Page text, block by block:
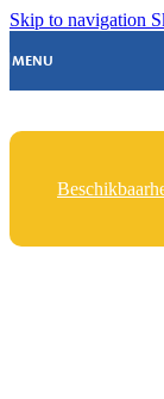
Skip to navigation
MENU
Kamperen